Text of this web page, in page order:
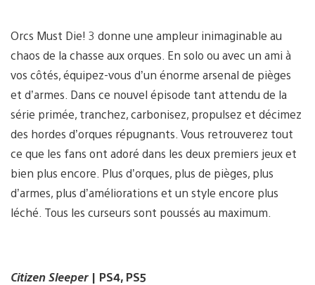
Orcs Must Die! 3 donne une ampleur inimaginable au
chaos de la chasse aux orques. En solo ou avec un ami à
vos côtés, équipez-vous d’un énorme arsenal de pièges
et d’armes. Dans ce nouvel épisode tant attendu de la
série primée, tranchez, carbonisez, propulsez et décimez
des hordes d’orques répugnants. Vous retrouverez tout
ce que les fans ont adoré dans les deux premiers jeux et
bien plus encore. Plus d’orques, plus de pièges, plus
d’armes, plus d’améliorations et un style encore plus
léché. Tous les curseurs sont poussés au maximum.
Citizen Sleeper| PS4, PS5